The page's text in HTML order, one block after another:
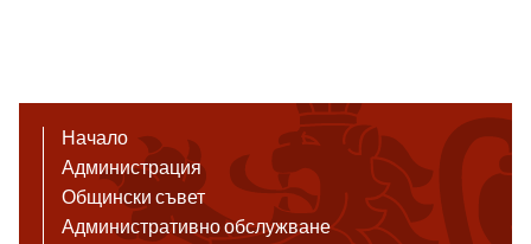
Начало
Администрация
Общински съвет
Административно обслужване